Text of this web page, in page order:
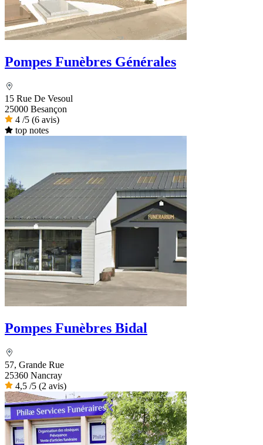
Pompes Funèbres Générales
15 Rue De Vesoul
25000 Besançon
4 /5 (6 avis)
top notes
Pompes Funèbres Bidal
57, Grande Rue
25360 Nancray
4,5 /5 (2 avis)